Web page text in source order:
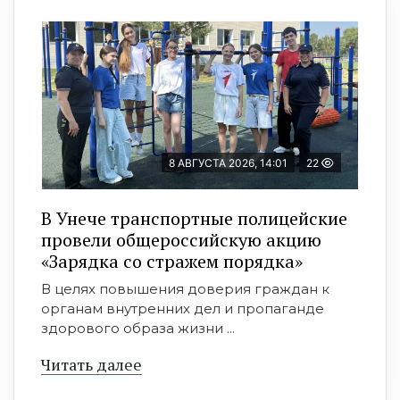
8 АВГУСТА 2026, 14:01 22
В Унече транспортные полицейские
провели общероссийскую акцию
«Зарядка со стражем порядка»
В целях повышения доверия граждан к
органам внутренних дел и пропаганде
здорового образа жизни ...
Читать далее